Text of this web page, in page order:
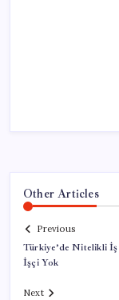
Other Articles
Previous
Türkiye’de Nitelikli
İşçi Yok
Next